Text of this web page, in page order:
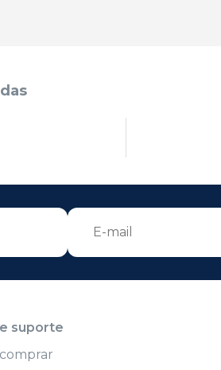
suporte